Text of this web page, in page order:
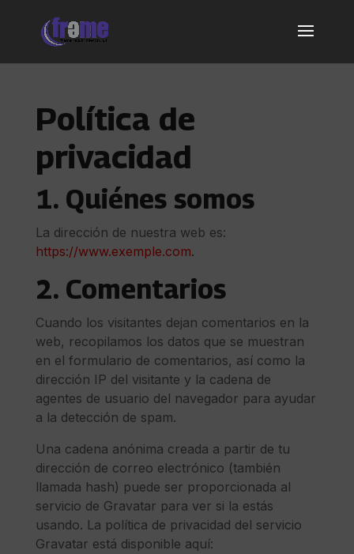
Política de
privacidad
1. Quiénes somos
La dirección de nuestra web es:
https://www.exemple.com.
2. Comentarios
Cuando los visitantes dejan comentarios en la
web, recopilamos los datos que se muestran
en el formulario de comentarios, así como la
dirección IP del visitante y la cadena de
agentes de usuario del navegador para ayudar
a la detección de spam.
Una cadena anónima creada a partir de tu
dirección de correo electrónico (también
llamada hash) puede ser proporcionada al
servicio de Gravatar para ver si la estás
usando. La política de privacidad del servicio
Gravatar está disponible aquí: